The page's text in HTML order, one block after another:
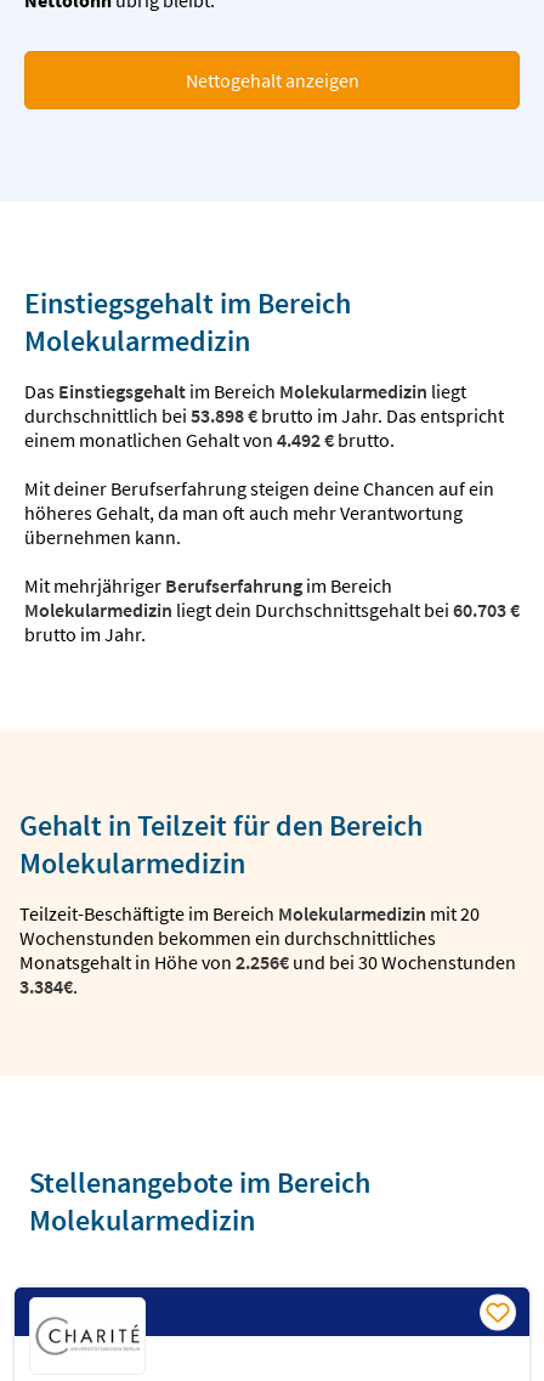
Nettogehalt anzeigen
Einstiegsgehalt im Bereich
Molekularmedizin
Das Einstiegsgehalt im Bereich Molekularmedizin liegt
durchschnittlich bei 53.898 € brutto im Jahr. Das entspricht
einem monatlichen Gehalt von 4.492 € brutto.
Mit deiner Berufserfahrung steigen deine Chancen auf ein
höheres Gehalt, da man oft auch mehr Verantwortung
übernehmen kann.
Mit mehrjähriger Berufserfahrung im Bereich
Molekularmedizin liegt dein Durchschnittsgehalt bei 60.703 €
brutto im Jahr.
Gehalt in Teilzeit für den Bereich
Molekularmedizin
Teilzeit-Beschäftigte im Bereich Molekularmedizin mit 20
Wochenstunden bekommen ein durchschnittliches
Monatsgehalt in Höhe von 2.256€ und bei 30 Wochenstunden
3.384€.
Stellenangebote im Bereich
Molekularmedizin